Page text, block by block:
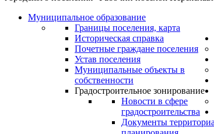
Муниципальное образование
Границы поселения, карта
Историческая справка
Почетные граждане поселения
Устав поселения
Муниципальные объекты в
собственности
Градостроительное зонирование
Новости в сфере
градостроительства
Документы